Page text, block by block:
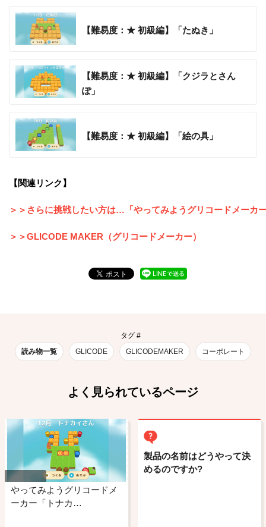
【難易度：★ 初級編】「たぬき」
【難易度：★ 初級編】「クジラとさん
ぽ」
【難易度：★ 初級編】「絵の具」
【関連リンク】
＞＞さらに挑戦したい方は…「やってみようグリコードメーカ
＞＞GLICODE MAKER（グリコードメーカー）
タグ #
読み物一覧
GLICODE GLICODEMAKER コーポレート
よく見られているページ
やってみようグリコードメ
ーカー「トナカ…
製品の名前はどうやって決
めるのですか?